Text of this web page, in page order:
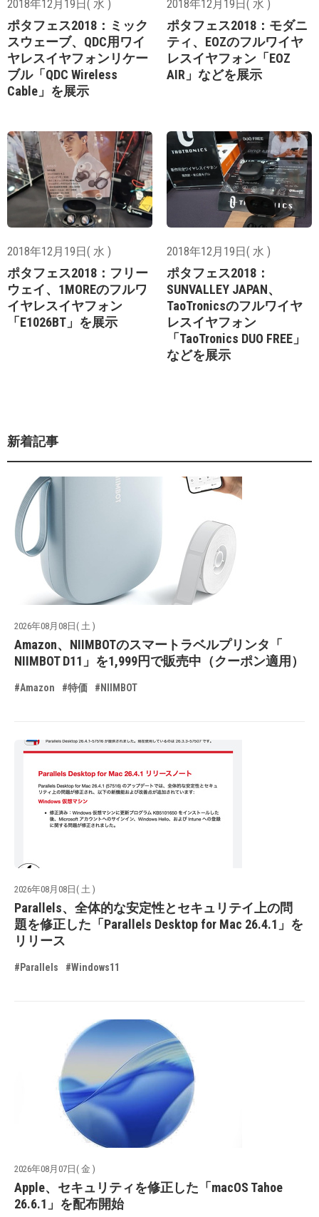
2018年12月19日( 水 )
ポタフェス2018：ミック
スウェーブ、QDC用ワイ
ヤレスイヤフォンリケー
ブル「QDC Wireless
Cable」を展示
2018年12月19日( 水 )
ポタフェス2018：モダニ
ティ、EOZのフルワイヤ
レスイヤフォン「EOZ
AIR」などを展示
2018年12月19日( 水 )
ポタフェス2018：フリー
ウェイ、1MOREのフルワ
イヤレスイヤフォン
「E1026BT」を展示
2018年12月19日( 水 )
ポタフェス2018：
SUNVALLEY JAPAN、
TaoTronicsのフルワイヤ
レスイヤフォン
「TaoTronics DUO FREE」
などを展示
新着記事
2026年08月08日( 土 )
Amazon、NIIMBOTのスマートラベルプリンタ「
NIIMBOT D11」を1,999円で販売中（クーポン適用）
#Amazon #特価 #NIIMBOT
2026年08月08日( 土 )
Parallels、全体的な安定性とセキュリテイ上の問
題を修正した「Parallels Desktop for Mac 26.4.1」を
リリース
#Parallels #Windows11
2026年08月07日( 金 )
Apple、セキュリティを修正した「macOS Tahoe
26.6.1」を配布開始